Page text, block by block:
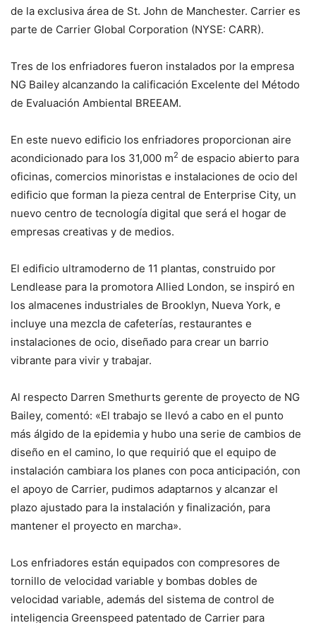
de la exclusiva área de St. John de Manchester. Carrier es
parte de Carrier Global Corporation (NYSE: CARR).
Tres de los enfriadores fueron instalados por la empresa
NG Bailey alcanzando la calificación Excelente del Método
de Evaluación Ambiental BREEAM.
En este nuevo edificio los enfriadores proporcionan aire
acondicionado para los 31,000 m2 de espacio abierto para
oficinas, comercios minoristas e instalaciones de ocio del
edificio que forman la pieza central de Enterprise City, un
nuevo centro de tecnología digital que será el hogar de
empresas creativas y de medios.
El edificio ultramoderno de 11 plantas, construido por
Lendlease para la promotora Allied London, se inspiró en
los almacenes industriales de Brooklyn, Nueva York, e
incluye una mezcla de cafeterías, restaurantes e
instalaciones de ocio, diseñado para crear un barrio
vibrante para vivir y trabajar.
Al respecto Darren Smethurts gerente de proyecto de NG
Bailey, comentó: «El trabajo se llevó a cabo en el punto
más álgido de la epidemia y hubo una serie de cambios de
diseño en el camino, lo que requirió que el equipo de
instalación cambiara los planes con poca anticipación, con
el apoyo de Carrier, pudimos adaptarnos y alcanzar el
plazo ajustado para la instalación y finalización, para
mantener el proyecto en marcha».
Los enfriadores están equipados con compresores de
tornillo de velocidad variable y bombas dobles de
velocidad variable, además del sistema de control de
inteligencia Greenspeed patentado de Carrier para